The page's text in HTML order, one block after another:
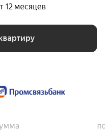
12 месяцев